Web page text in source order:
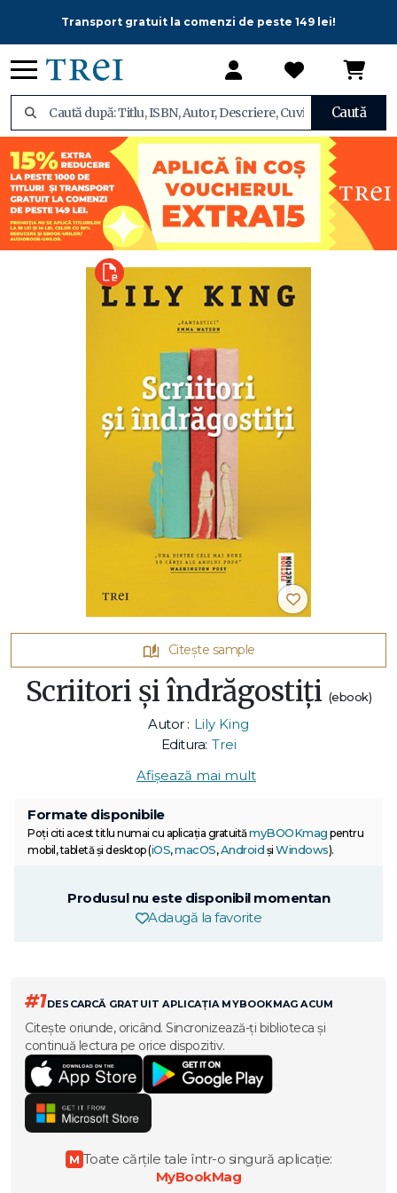
Transport gratuit la comenzi de peste 149 lei!
Caută
Citește sample
Scriitori și îndrăgostiți (ebook)
Autor : Lily King
Editura: Trei
Afișează mai mult
Formate disponibile
Poți citi acest titlu numai cu aplicația gratuitămyBOOKmag pentru
mobil, tabletă și desktop (iOS,macOS,Android și Windows).
Produsul nu este disponibil momentan
Adaugă la favorite
#1DESCARCĂ GRATUIT APLICAȚIA MYBOOKMAG ACUM
Citește oriunde, oricând. Sincronizează-ți biblioteca și
continuă lectura pe orice dispozitiv.
M Toate cărțile tale într-o singură aplicație:
MyBookMag